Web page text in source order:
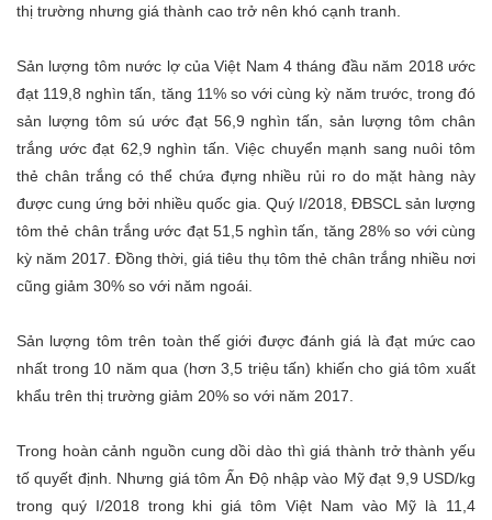
thị trường nhưng giá thành cao trở nên khó cạnh tranh.
Sản lượng tôm nước lợ của Việt Nam 4 tháng đầu năm 2018 ước
đạt 119,8 nghìn tấn, tăng 11% so với cùng kỳ năm trước, trong đó
sản lượng tôm sú ước đạt 56,9 nghìn tấn, sản lượng tôm chân
trắng ước đạt 62,9 nghìn tấn. Việc chuyển mạnh sang nuôi tôm
thẻ chân trắng có thể chứa đựng nhiều rủi ro do mặt hàng này
được cung ứng bởi nhiều quốc gia. Quý I/2018, ĐBSCL sản lượng
tôm thẻ chân trắng ước đạt 51,5 nghìn tấn, tăng 28% so với cùng
kỳ năm 2017. Đồng thời, giá tiêu thụ tôm thẻ chân trắng nhiều nơi
cũng giảm 30% so với năm ngoái.
Sản lượng tôm trên toàn thế giới được đánh giá là đạt mức cao
nhất trong 10 năm qua (hơn 3,5 triệu tấn) khiến cho giá tôm xuất
khẩu trên thị trường giảm 20% so với năm 2017.
Trong hoàn cảnh nguồn cung dồi dào thì giá thành trở thành yếu
tố quyết định. Nhưng giá tôm Ấn Độ nhập vào Mỹ đạt 9,9 USD/kg
trong quý I/2018 trong khi giá tôm Việt Nam vào Mỹ là 11,4